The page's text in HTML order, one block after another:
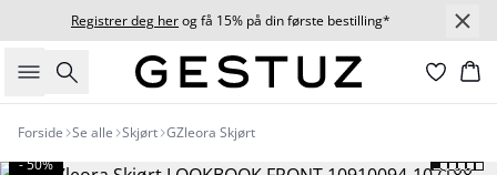
Registrer deg herog få 15% på din første bestilling*
Søk
Forside Se alle Skjørt GZleora Skjørt
- 50%